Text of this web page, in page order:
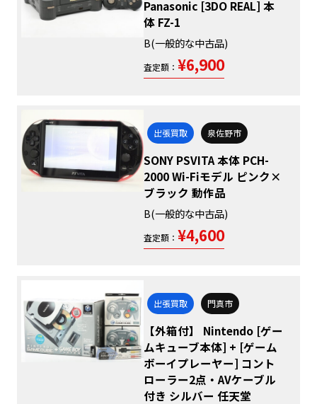
Panasonic [3DO REAL] 本
体 FZ-1
B(一般的な中古品)
査定額： ¥6,900
出張買取 泉佐野市
SONY PSVITA 本体 PCH-
2000 Wi-Fiモデル ピンク×
ブラック 動作品
B(一般的な中古品)
査定額： ¥4,600
出張買取 門真市
【外箱付】 Nintendo [ゲー
ムキューブ本体] + [ゲーム
ボーイプレーヤー] コント
ローラー2点・AVケーブル
付き シルバー 任天堂